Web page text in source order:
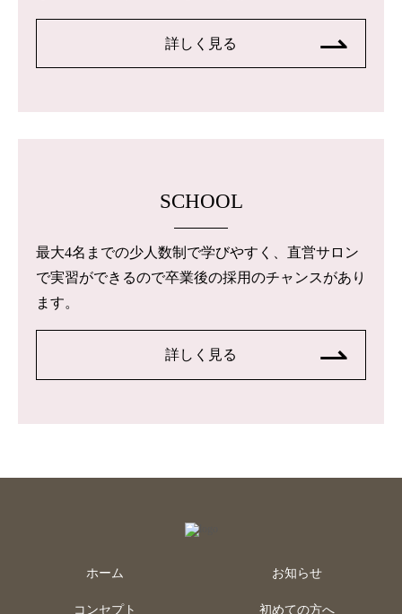
詳しく見る
SCHOOL
最大4名までの少人数制で学びやすく、直営サロン
で実習ができるので卒業後の採用のチャンスがあり
ます。
詳しく見る
ホーム
コンセプト
お知らせ
初めての方へ